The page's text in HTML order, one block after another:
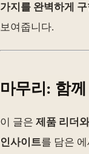
가지를 완벽하게
보여줍니다.
마무리: 함
이 글은 제품 리더
인사이트를 담은